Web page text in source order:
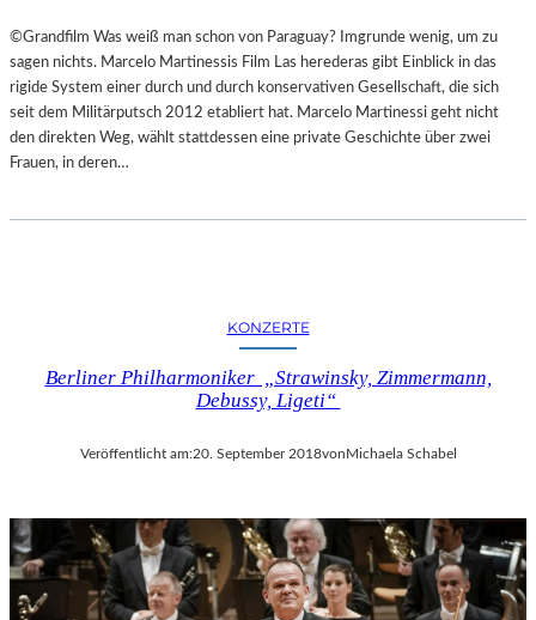
©Grandfilm Was weiß man schon von Paraguay? Imgrunde wenig, um zu
sagen nichts. Marcelo Martinessis Film Las herederas gibt Einblick in das
rigide System einer durch und durch konservativen Gesellschaft, die sich
seit dem Militärputsch 2012 etabliert hat. Marcelo Martinessi geht nicht
den direkten Weg, wählt stattdessen eine private Geschichte über zwei
Frauen, in deren…
KONZERTE
Berliner Philharmoniker „Strawinsky, Zimmermann,
Debussy, Ligeti“
Veröffentlicht am:20. September 2018vonMichaela Schabel